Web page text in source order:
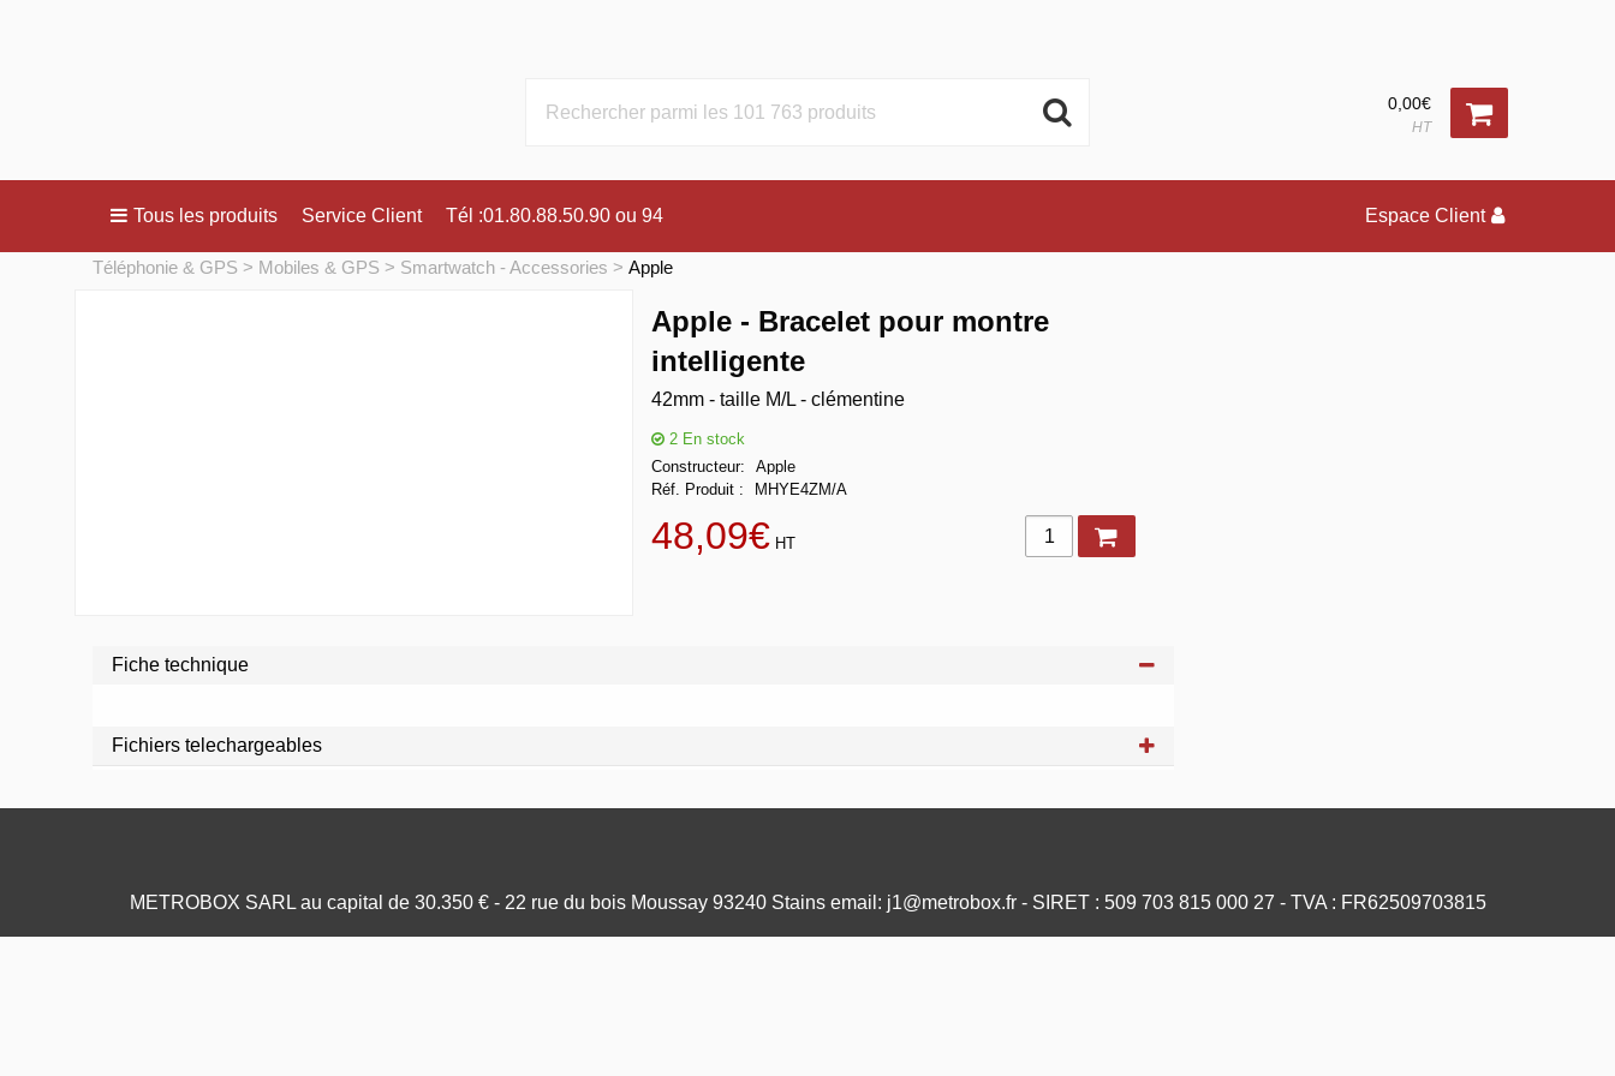
0,00€
HT
Tous les produits Service Client Tél :01.80.88.50.90 ou 94 Espace Client
Téléphonie & GPS Mobiles & GPS Smartwatch - Accessories Apple
Apple - Bracelet pour montre
intelligente
42mm - taille M/L - clémentine
2 En stock
Constructeur
Apple
Réf. Produit
MHYE4ZM/A
48,09€ HT
Fiche technique
Fichiers telechargeables
METROBOX SARL au capital de 30.350 € - 22 rue du bois Moussay 93240 Stains email: j1@metrobox.fr - SIRET : 509 703 815 000 27 - TVA : FR62509703815